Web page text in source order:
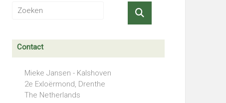
Contact
Mieke Jansen - Kalshoven
2e Exloërmond, Drenthe
The Netherlands